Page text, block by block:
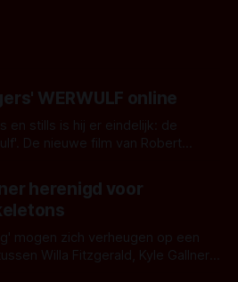
WERWULF online
en stills is hij er eindelijk: de
De nieuwe film van Robert
Het topic deze keer is (kon
Kijk je mee?
herenigd voor
mogen zich verheugen op een
Willa Fitzgerald, Kyle Gallner